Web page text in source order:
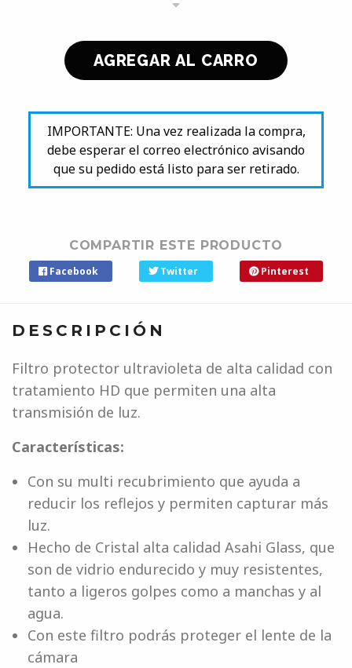
IMPORTANTE: Una vez realizada la compra,
debe esperar el correo electrónico avisando
que su pedido está listo para ser retirado.
COMPARTIR ESTE PRODUCTO
Facebook Twitter Pinterest
DESCRIPCIÓN
Filtro protector ultravioleta de alta calidad con
tratamiento HD que permiten una alta
transmisión de luz.
Características:
Con su multi recubrimiento que ayuda a
reducir los reflejos y permiten capturar más
luz.
Hecho de Cristal alta calidad Asahi Glass, que
son de vidrio endurecido y muy resistentes,
tanto a ligeros golpes como a manchas y al
agua.
Con este filtro podrás proteger el lente de la
cámara